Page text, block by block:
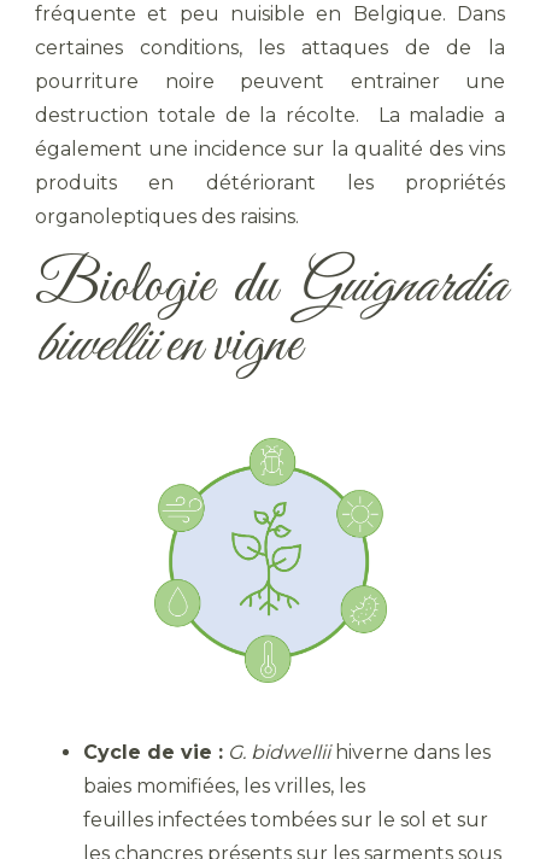
fréquente et peu nuisible en Belgique. Dans
certaines conditions, les attaques de de la
pourriture noire peuvent entrainer une
destruction totale de la récolte. La maladie a
également une incidence sur la qualité des vins
produits en détériorant les propriétés
organoleptiques des raisins.
Biologie du Guignardia
biwelliien vigne
Cycle de vie : G. bidwelliihiverne dans les
baies momifiées, les vrilles, les
feuilles infectées tombées sur le sol et sur
les chancres présents sur les sarments sous